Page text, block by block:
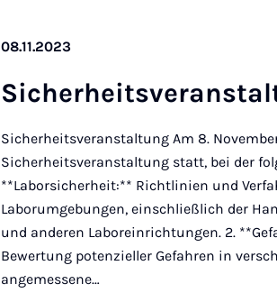
08.11.2023
Sicherheitsveranstaltung Am 8.
Sicherheitsveranstaltung statt, bei der
**Laborsicherheit:** Richtlinien und
Laborumgebungen, einschließlich der
und anderen Laboreinrichtungen. 2.
Bewertung potenzieller Gefahren in
angemessene…